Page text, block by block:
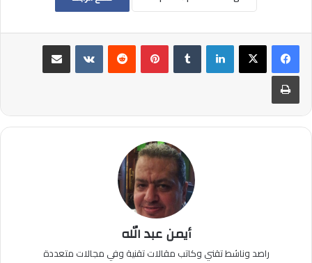
لينكدإن بينتيريست
مشاركة عبر البريد
طباعة
أيمن عبد الله
راصد وناشط تقني وكاتب مقالات تقنية وفي مجالات متعددة